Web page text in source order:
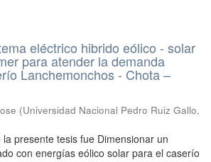
eléctrico hibrido eólico - solar
para atender la demanda
Lanchemonchos - Chota –
(Universidad Nacional Pedro Ruiz Gallo,
presente tesis fue Dimensionar un
con energías eólico solar para el caserío